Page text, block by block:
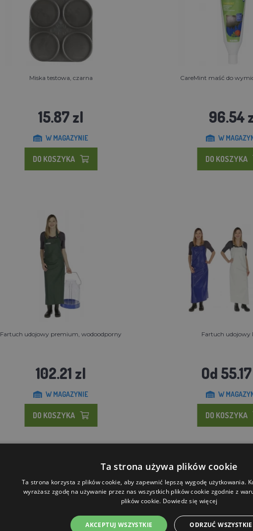
Miska testowa, czarna
15.87 zl
W MAGAZYNIE
DO KOSZYKA
CareMint maść do
96.54
W
DO KOSZYKA
Fartuch udojowy premium, wodoodporny
102.21 zl
W MAGAZYNIE
DO KOSZYKA
Fartuch udojowy
Od
W
DO KOSZYKA
Ta strona używa plików cookie
Ta strona korzysta z plików cookie, aby zapewnić lepszą wygodę użytkowania.
wyrażasz zgodę na używanie przez nas wszystkich plików cookie zgodnie z
plików cookie. Dowiedz się więcej
AKCEPTUJ WSZYSTKIE ODRZUĆ WSZYSTKIE